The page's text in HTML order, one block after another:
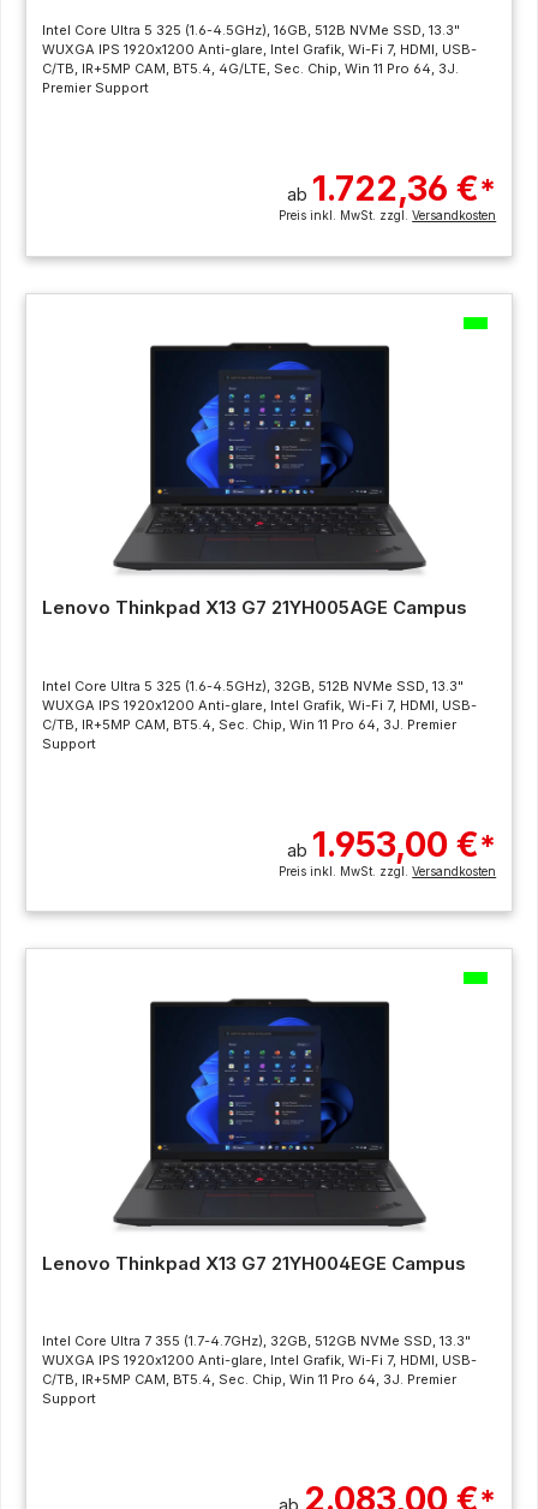
Intel Core Ultra 5 325 (1.6-4.5GHz), 16GB, 512B NVMe SSD, 13.3"
WUXGA IPS 1920x1200 Anti-glare, Intel Grafik, Wi-Fi 7, HDMI, USB-
C/TB, IR+5MP CAM, BT5.4, 4G/LTE, Sec. Chip, Win 11 Pro 64, 3J.
Premier Support
ab 1.722,36 €*
Preis inkl. MwSt. zzgl.Versandkosten
Lenovo Thinkpad X13 G7 21YH005AGE Campus
Intel Core Ultra 5 325 (1.6-4.5GHz), 32GB, 512B NVMe SSD, 13.3"
WUXGA IPS 1920x1200 Anti-glare, Intel Grafik, Wi-Fi 7, HDMI, USB-
C/TB, IR+5MP CAM, BT5.4, Sec. Chip, Win 11 Pro 64, 3J. Premier
Support
ab 1.953,00 €*
Preis inkl. MwSt. zzgl.Versandkosten
Lenovo Thinkpad X13 G7 21YH004EGE Campus
Intel Core Ultra 7 355 (1.7-4.7GHz), 32GB, 512GB NVMe SSD, 13.3"
WUXGA IPS 1920x1200 Anti-glare, Intel Grafik, Wi-Fi 7, HDMI, USB-
C/TB, IR+5MP CAM, BT5.4, Sec. Chip, Win 11 Pro 64, 3J. Premier
Support
2.083,00 €*